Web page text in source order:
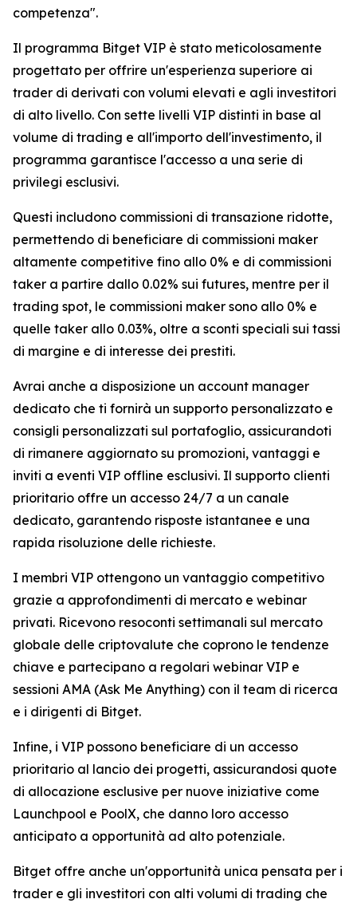
competenza".
Il programma Bitget VIP è stato meticolosamente
progettato per offrire un'esperienza superiore ai
trader di derivati con volumi elevati e agli investitori
di alto livello. Con sette livelli VIP distinti in base al
volume di trading e all'importo dell'investimento, il
programma garantisce l'accesso a una serie di
privilegi esclusivi.
Questi includono commissioni di transazione ridotte,
permettendo di beneficiare di commissioni maker
altamente competitive fino allo 0% e di commissioni
taker a partire dallo 0.02% sui futures, mentre per il
trading spot, le commissioni maker sono allo 0% e
quelle taker allo 0.03%, oltre a sconti speciali sui tassi
di margine e di interesse dei prestiti.
Avrai anche a disposizione un account manager
dedicato che ti fornirà un supporto personalizzato e
consigli personalizzati sul portafoglio, assicurandoti
di rimanere aggiornato su promozioni, vantaggi e
inviti a eventi VIP offline esclusivi. Il supporto clienti
prioritario offre un accesso 24/7 a un canale
dedicato, garantendo risposte istantanee e una
rapida risoluzione delle richieste.
I membri VIP ottengono un vantaggio competitivo
grazie a approfondimenti di mercato e webinar
privati. Ricevono resoconti settimanali sul mercato
globale delle criptovalute che coprono le tendenze
chiave e partecipano a regolari webinar VIP e
sessioni AMA (Ask Me Anything) con il team di ricerca
e i dirigenti di Bitget.
Infine, i VIP possono beneficiare di un accesso
prioritario al lancio dei progetti, assicurandosi quote
di allocazione esclusive per nuove iniziative come
Launchpool e PoolX, che danno loro accesso
anticipato a opportunità ad alto potenziale.
Bitget offre anche un'opportunità unica pensata per i
trader e gli investitori con alti volumi di trading che